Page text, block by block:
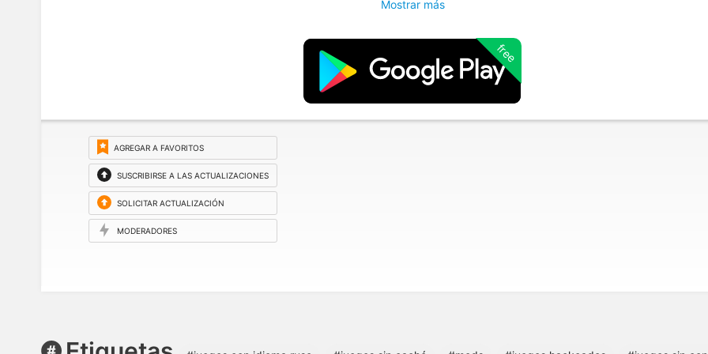
Mostrar más
free
AGREGAR A FAVORITOS
SUSCRIBIRSE A LAS ACTUALIZACIONES
SOLICITAR ACTUALIZACIÓN
MODERADORES